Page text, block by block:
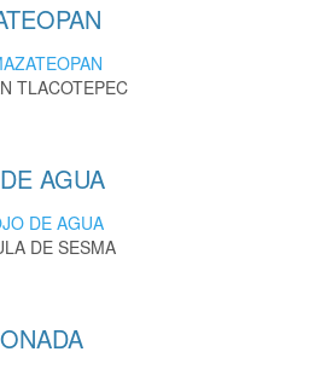
TLACOTEPEC
AGUA
DE AGUA
DE SESMA